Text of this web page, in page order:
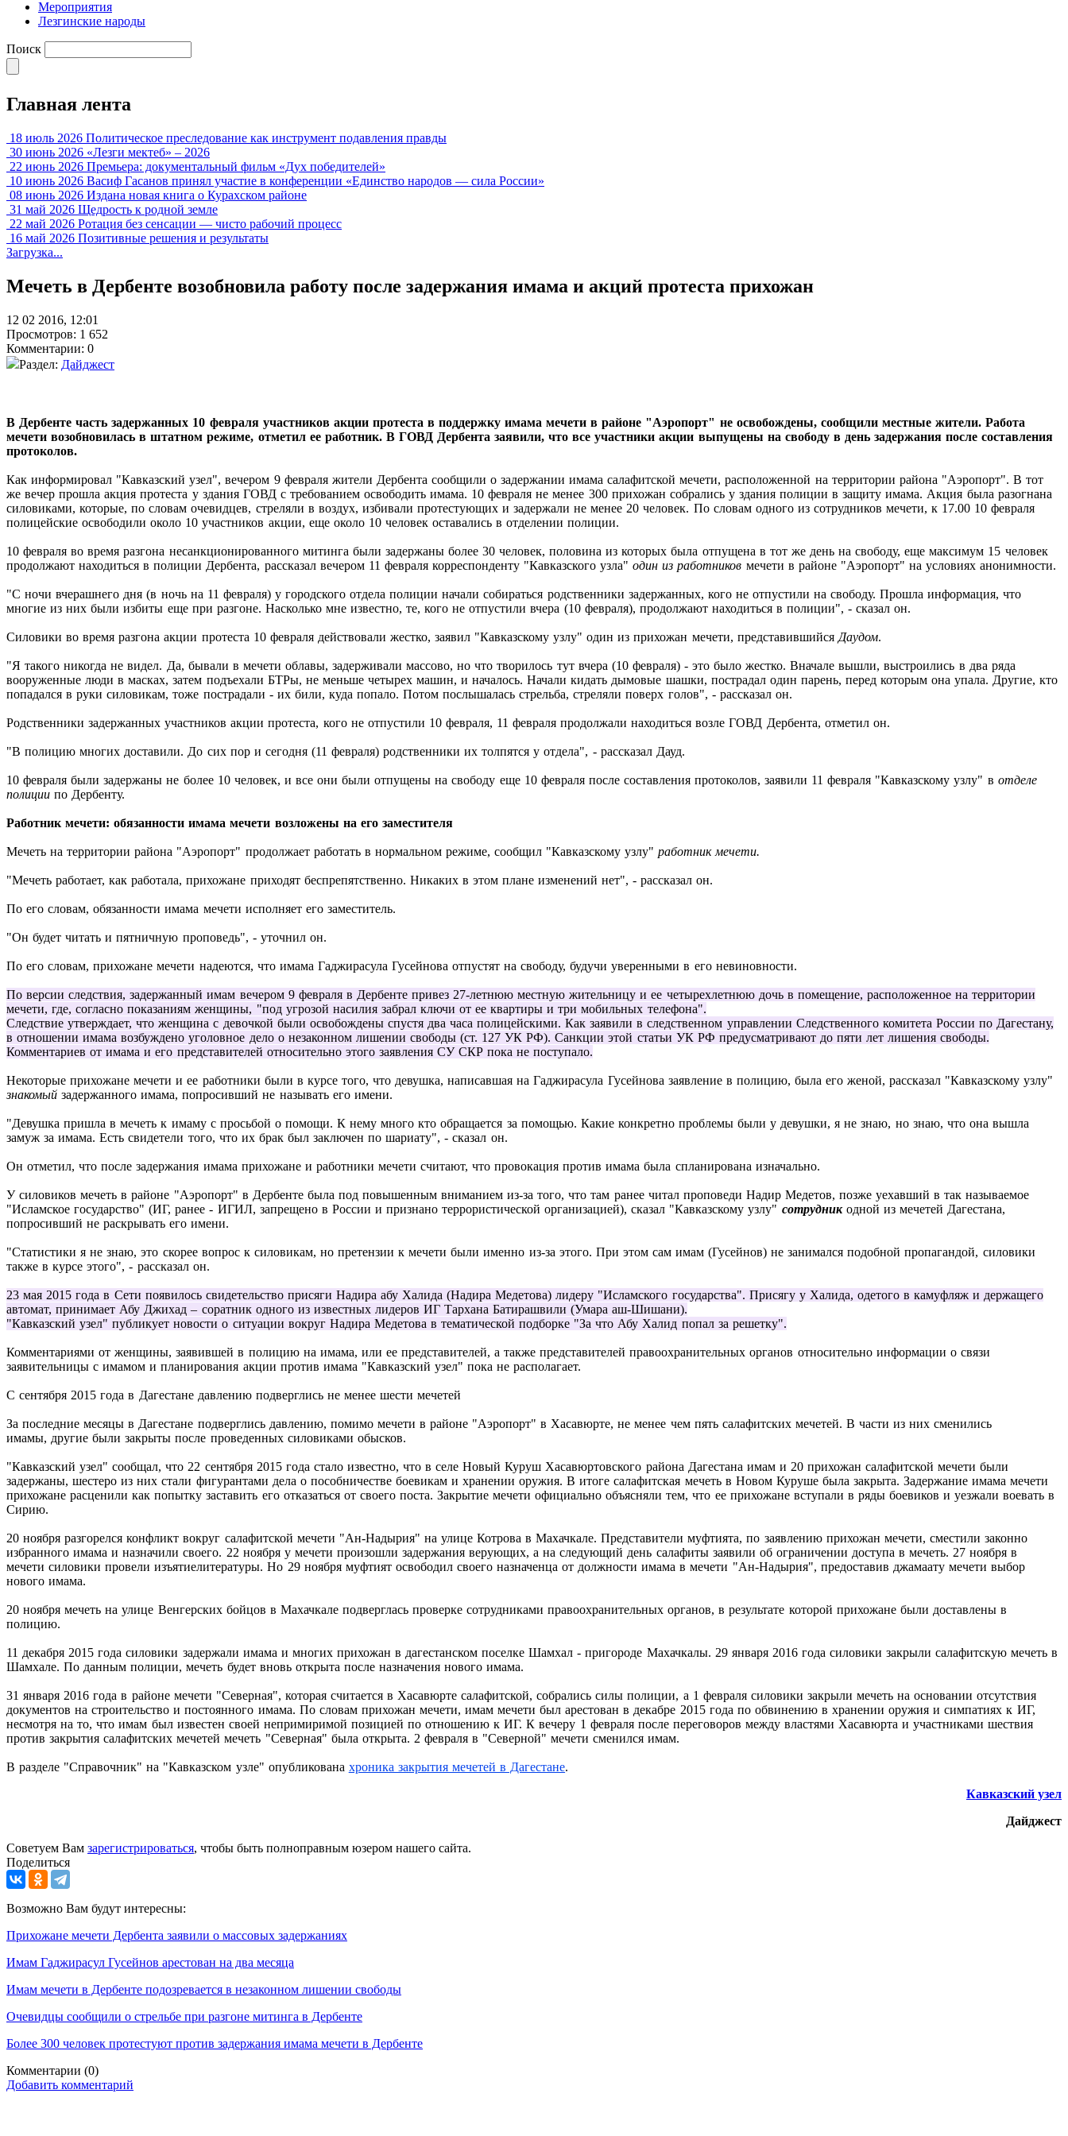
Мероприятия
Лезгинские народы
Поиск
Главная лента
18 июль 2026 Политическое преследование как инструмент подавления правды
30 июнь 2026 «Лезги мектеб» – 2026
22 июнь 2026 Премьера: документальный фильм «Дух победителей»
10 июнь 2026 Васиф Гасанов принял участие в конференции «Единство народов — сила России»
08 июнь 2026 Издана новая книга о Курахском районе
31 май 2026 Щедрость к родной земле
22 май 2026 Ротация без сенсации — чисто рабочий процесс
16 май 2026 Позитивные решения и результаты
Загрузка...
Мечеть в Дербенте возобновила работу после задержания имама и акций протеста прихожан
12 02 2016, 12:01
Просмотров: 1 652
Комментарии: 0
Раздел: Дайджест
В Дербенте часть задержанных 10 февраля участников акции протеста в поддержку имама мечети в районе "Аэропорт" не освобождены, сообщили местные жители. Работа
мечети возобновилась в штатном режиме, отметил ее работник. В ГОВД Дербента заявили, что все участники акции выпущены на свободу в день задержания после составления
протоколов.
Как информировал "Кавказский узел", вечером 9 февраля жители Дербента сообщили о задержании имама салафитской мечети, расположенной на территории района "Аэропорт". В тот
же вечер прошла акция протеста у здания ГОВД с требованием освободить имама. 10 февраля не менее 300 прихожан собрались у здания полиции в защиту имама. Акция была разогнана
силовиками, которые, по словам очевидцев, стреляли в воздух, избивали протестующих и задержали не менее 20 человек. По словам одного из сотрудников мечети, к 17.00 10 февраля
полицейские освободили около 10 участников акции, еще около 10 человек оставались в отделении полиции.
10 февраля во время разгона несанкционированного митинга были задержаны более 30 человек, половина из которых была отпущена в тот же день на свободу, еще максимум 15 человек
продолжают находиться в полиции Дербента, рассказал вечером 11 февраля корреспонденту "Кавказского узла"один из работников мечети в районе "Аэропорт" на условиях анонимности.
"С ночи вчерашнего дня (в ночь на 11 февраля) у городского отдела полиции начали собираться родственники задержанных, кого не отпустили на свободу. Прошла информация, что
многие из них были избиты еще при разгоне. Насколько мне известно, те, кого не отпустили вчера (10 февраля), продолжают находиться в полиции", - сказал он.
Силовики во время разгона акции протеста 10 февраля действовали жестко, заявил "Кавказскому узлу" один из прихожан мечети, представившийсяДаудом.
"Я такого никогда не видел. Да, бывали в мечети облавы, задерживали массово, но что творилось тут вчера (10 февраля) - это было жестко. Вначале вышли, выстроились в два ряда
вооруженные люди в масках, затем подъехали БТРы, не меньше четырех машин, и началось. Начали кидать дымовые шашки, пострадал один парень, перед которым она упала. Другие, кто
попадался в руки силовикам, тоже пострадали - их били, куда попало. Потом послышалась стрельба, стреляли поверх голов", - рассказал он.
Родственники задержанных участников акции протеста, кого не отпустили 10 февраля, 11 февраля продолжали находиться возле ГОВД Дербента, отметил он.
"В полицию многих доставили. До сих пор и сегодня (11 февраля) родственники их толпятся у отдела", - рассказал Дауд.
10 февраля были задержаны не более 10 человек, и все они были отпущены на свободу еще 10 февраля после составления протоколов, заявили 11 февраля "Кавказскому узлу" в отделе
полиции по Дербенту.
Работник мечети: обязанности имама мечети возложены на его заместителя
Мечеть на территории района "Аэропорт" продолжает работать в нормальном режиме, сообщил "Кавказскому узлу"работник мечети.
"Мечеть работает, как работала, прихожане приходят беспрепятственно. Никаких в этом плане изменений нет", - рассказал он.
По его словам, обязанности имама мечети исполняет его заместитель.
"Он будет читать и пятничную проповедь", - уточнил он.
По его словам, прихожане мечети надеются, что имама Гаджирасула Гусейнова отпустят на свободу, будучи уверенными в его невиновности.
По версии следствия, задержанный имам вечером 9 февраля в Дербенте привез 27-летнюю местную жительницу и ее четырехлетнюю дочь в помещение, расположенное на территории
мечети, где, согласно показаниям женщины, "под угрозой насилия забрал ключи от ее квартиры и три мобильных телефона".
Следствие утверждает, что женщина с девочкой были освобождены спустя два часа полицейскими. Как заявили в следственном управлении Следственного комитета России по Дагестану,
в отношении имама возбуждено уголовное дело о незаконном лишении свободы (ст. 127 УК РФ). Санкции этой статьи УК РФ предусматривают до пяти лет лишения свободы.
Комментариев от имама и его представителей относительно этого заявления СУ СКР пока не поступало.
Некоторые прихожане мечети и ее работники были в курсе того, что девушка, написавшая на Гаджирасула Гусейнова заявление в полицию, была его женой, рассказал "Кавказскому узлу"
знакомый задержанного имама, попросивший не называть его имени.
"Девушка пришла в мечеть к имаму с просьбой о помощи. К нему много кто обращается за помощью. Какие конкретно проблемы были у девушки, я не знаю, но знаю, что она вышла
замуж за имама. Есть свидетели того, что их брак был заключен по шариату", - сказал он.
Он отметил, что после задержания имама прихожане и работники мечети считают, что провокация против имама была спланирована изначально.
У силовиков мечеть в районе "Аэропорт" в Дербенте была под повышенным вниманием из-за того, что там ранее читал проповеди Надир Медетов, позже уехавший в так называемое
"Исламское государство" (ИГ, ранее - ИГИЛ, запрещено в России и признано террористической организацией), сказал "Кавказскому узлу" сотрудникодной из мечетей Дагестана,
попросивший не раскрывать его имени.
"Статистики я не знаю, это скорее вопрос к силовикам, но претензии к мечети были именно из-за этого. При этом сам имам (Гусейнов) не занимался подобной пропагандой, силовики
также в курсе этого", - рассказал он.
23 мая 2015 года в Сети появилось свидетельство присяги Надира абу Халида (Надира Медетова) лидеру "Исламского государства". Присягу у Халида, одетого в камуфляж и держащего
автомат, принимает Абу Джихад – соратник одного из известных лидеров ИГ Тархана Батирашвили (Умара аш-Шишани).
"Кавказский узел" публикует новости о ситуации вокруг Надира Медетова в тематической подборке "За что Абу Халид попал за решетку".
Комментариями от женщины, заявившей в полицию на имама, или ее представителей, а также представителей правоохранительных органов относительно информации о связи
заявительницы с имамом и планирования акции против имама "Кавказский узел" пока не располагает.
С сентября 2015 года в Дагестане давлению подверглись не менее шести мечетей
За последние месяцы в Дагестане подверглись давлению, помимо мечети в районе "Аэропорт" в Хасавюрте, не менее чем пять салафитских мечетей. В части из них сменились
имамы, другие были закрыты после проведенных силовиками обысков.
"Кавказский узел" сообщал, что 22 сентября 2015 года стало известно, что в селе Новый Куруш Хасавюртовского района Дагестана имам и 20 прихожан салафитской мечети были
задержаны, шестеро из них стали фигурантами дела о пособничестве боевикам и хранении оружия. В итоге салафитская мечеть в Новом Куруше была закрыта. Задержание имама мечети
прихожане расценили как попытку заставить его отказаться от своего поста. Закрытие мечети официально объясняли тем, что ее прихожане вступали в ряды боевиков и уезжали воевать в
Сирию.
20 ноября разгорелся конфликт вокруг салафитской мечети "Ан-Надырия" на улице Котрова в Махачкале. Представители муфтията, по заявлению прихожан мечети, сместили законно
избранного имама и назначили своего. 22 ноября у мечети произошли задержания верующих, а на следующий день салафиты заявили об ограничении доступа в мечеть. 27 ноября в
мечети силовики провели изъятиелитературы. Но 29 ноября муфтият освободил своего назначенца от должности имама в мечети "Ан-Надырия", предоставив джамаату мечети выбор
нового имама.
20 ноября мечеть на улице Венгерских бойцов в Махачкале подверглась проверке сотрудниками правоохранительных органов, в результате которой прихожане были доставлены в
полицию.
11 декабря 2015 года силовики задержали имама и многих прихожан в дагестанском поселке Шамхал - пригороде Махачкалы. 29 января 2016 года силовики закрыли салафитскую мечеть в
Шамхале. По данным полиции, мечеть будет вновь открыта после назначения нового имама.
31 января 2016 года в районе мечети "Северная", которая считается в Хасавюрте салафитской, собрались силы полиции, а 1 февраля силовики закрыли мечеть на основании отсутствия
документов на строительство и постоянного имама. По словам прихожан мечети, имам мечети был арестован в декабре 2015 года по обвинению в хранении оружия и симпатиях к ИГ,
несмотря на то, что имам был известен своей непримиримой позицией по отношению к ИГ. К вечеру 1 февраля после переговоров между властями Хасавюрта и участниками шествия
против закрытия салафитских мечетей мечеть "Северная" была открыта. 2 февраля в "Северной" мечети сменился имам.
В разделе "Справочник" на "Кавказском узле" опубликована хроника закрытия мечетей в Дагестане.
Кавказский узел
Дайджест
Советуем Вам зарегистрироваться, чтобы быть полноправным юзером нашего сайта.
Поделиться
Возможно Вам будут интересны:
Прихожане мечети Дербента заявили о массовых задержаниях
Имам Гаджирасул Гусейнов арестован на два месяца
Имам мечети в Дербенте подозревается в незаконном лишении свободы
Очевидцы сообщили о стрельбе при разгоне митинга в Дербенте
Более 300 человек протестуют против задержания имама мечети в Дербенте
Комментарии (0)
Добавить комментарий